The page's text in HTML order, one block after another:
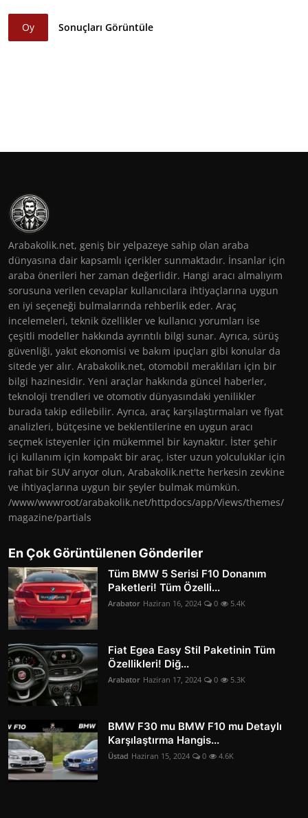
Oy Sonuçları Görüntüle
Arabakolik.net, geniş bir yelpazeye sahip olan araba
dünyasına dair kapsamlı içerikler sunmaktadır. İnsanlar için
araba önerileri her zaman değerlidir. Hangi aracı almalıyım
sorusuna verilen cevaplar kullanıcılara ihtiyaçlarına uygun
en iyi seçeneği bulmalarında rehberlik eder. Araç
incelemeleri, teknik özellikler ve kullanıcı yorumları ise
çeşitli modeller hakkında ayrıntılı bilgi sunar. Ayrıca, sürüş
güvenliği, yakıt ekonomisi ve bakım ipuçları gibi konular da
sitede yer alır. Arabakolik.net, otomobil meraklıları için bir
bilgi hazinesidir. Yeni araçlar hakkında güncel haberler,
teknoloji trendleri ve otomotiv dünyasındaki yenilikler
burada takip edilebilir. Ayrıca, araç karşılaştırmaları ve fiyat
analizleri, bütçesine ve beklentilerine en uygun aracı
seçmek isteyenler için mükemmel bir kaynaktır. İster şehir
içi kullanım için kompakt bir araç, ister uzun yolculuklar için
rahat bir SUV arıyor olun, Arabakolik.net'te herkesin zevkine
ve ihtiyaçlarına uygun bir şeyler bulmak mümkün.
/www/wwwroot/arabakolik.net/httpdocs/app/Views/themes/
magazine/partials
En Çok Görüntülenen Gönderiler
Tüm BMW 5 Serisi F10 Donanım
Paketleri! Tüm Özelli...
Arabator Haziran 16, 2024 0 5.4K
Fiat Egea Easy Stil Paketinin Tüm
Özellikleri! Diğ...
Arabator Haziran 17, 2024 0 5.3K
BMW F30 mu BMW F10 mu Detaylı
Karşılaştırma Hangis...
Üstad Haziran 15, 2024 0 4.6K